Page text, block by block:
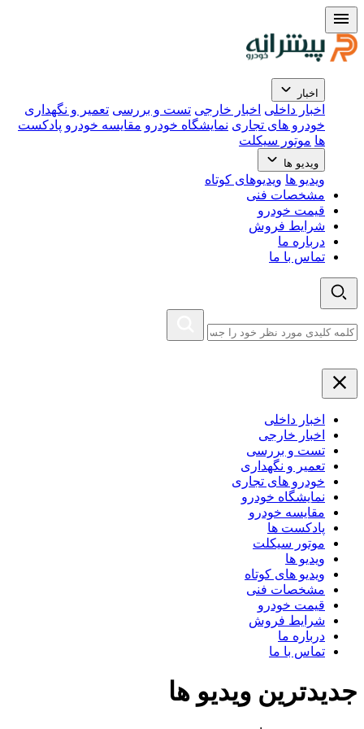
اخبار
اخبار داخلی اخبار خارجی تست و بررسی تعمیر و نگهداری
خودرو های تجاری نمایشگاه خودرو مقایسه خودرو پادکست
ها موتور سیکلت
ویدیو ها
ویدیو ها ویدیوهای کوتاه
مشخصات فنی
قیمت خودرو
شرایط فروش
درباره ما
تماس با ما
اخبار داخلی
اخبار خارجی
تست و بررسی
تعمیر و نگهداری
خودرو های تجاری
نمایشگاه خودرو
مقایسه خودرو
پادکست ها
موتور سیکلت
ویدیو ها
ویدیو های کوتاه
مشخصات فنی
قیمت خودرو
شرایط فروش
درباره ما
تماس با ما
جدیدترین ویدیو ها